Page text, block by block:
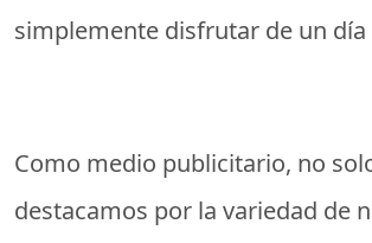
simplemente disfrutar de un día
Como medio publicitario, no
destacamos por la variedad de